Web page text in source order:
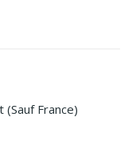
(sauf France)